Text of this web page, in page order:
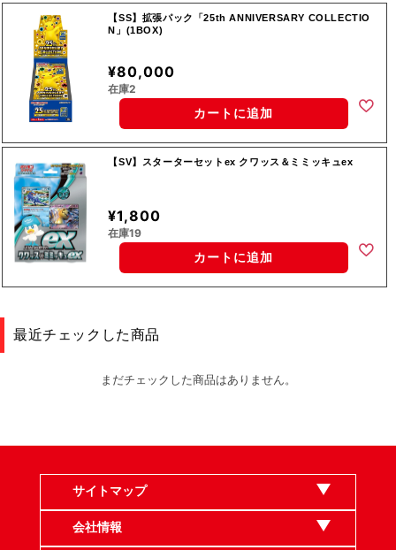
【SS】拡張パック「25th ANNIVERSARY COLLECTIO
N」(1BOX)
¥80,000
在庫2
カートに追加
【SV】スターターセットex クワッス＆ミミッキュex
¥1,800
在庫19
カートに追加
最近チェックした商品
まだチェックした商品はありません。
サイトマップ
会社情報